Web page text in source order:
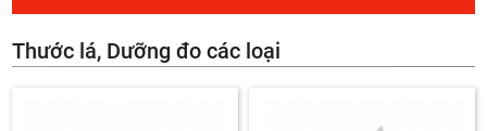
Thước lá, Dưỡng đo các loại